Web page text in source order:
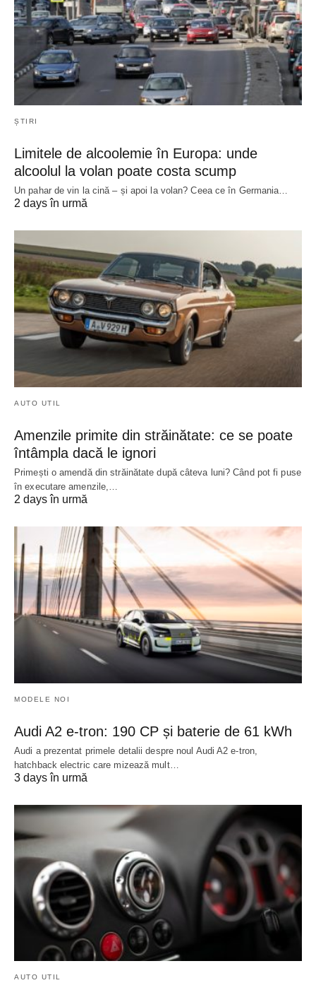
ȘTIRI
Limitele de alcoolemie în Europa: unde
alcoolul la volan poate costa scump
Un pahar de vin la cină – și apoi la volan? Ceea ce în Germania…
2 days în urmă
AUTO UTIL
Amenzile primite din străinătate: ce se poate
întâmpla dacă le ignori
Primești o amendă din străinătate după câteva luni? Când pot fi puse
în executare amenzile,…
2 days în urmă
MODELE NOI
Audi A2 e-tron: 190 CP și baterie de 61 kWh
Audi a prezentat primele detalii despre noul Audi A2 e-tron,
hatchback electric care mizează mult…
3 days în urmă
AUTO UTIL